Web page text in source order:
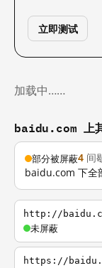
立即测试
加载中……
baidu.com 上
部分被屏蔽4 间
baidu.com 下全
http://
未屏蔽
https://